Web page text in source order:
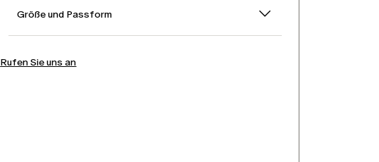
Größe und Passform
Rufen Sie uns an